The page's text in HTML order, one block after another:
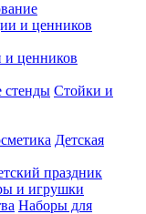
ценников
Стойки и
Детская
праздник
и игрушки
Наборы для